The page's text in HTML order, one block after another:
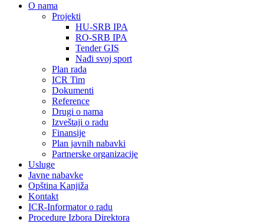
О nama
Projekti
HU-SRB IPA
RO-SRB IPA
Tender GIS
Nađi svoj sport
Plan rada
ICR Tim
Dokumenti
Reference
Drugi o nama
Izveštaji o radu
Finansije
Plan javnih nabavki
Partnerske organizacije
Usluge
Javne nabavke
Opština Kanjiža
Kontakt
ICR-Informator o radu
Procedure Izbora Direktora